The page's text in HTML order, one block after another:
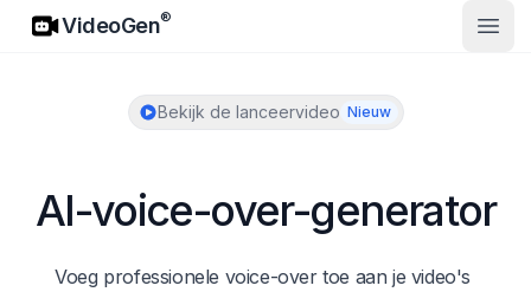
VideoGen
VideoGen®
Bekijk de lanceervideo Nieuw
AI-voice-over-generator
Voeg professionele voice-over toe aan je video's